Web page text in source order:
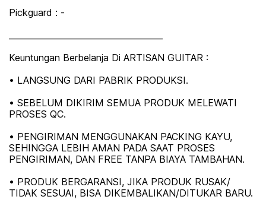
Pickguard : -
Keuntungan Berbelanja Di ARTISAN GUITAR :
• LANGSUNG DARI PABRIK PRODUKSI.
• SEBELUM DIKIRIM SEMUA PRODUK MELEWATI
PROSES QC.
• PENGIRIMAN MENGGUNAKAN PACKING KAYU,
SEHINGGA LEBIH AMAN PADA SAAT PROSES
PENGIRIMAN, DAN FREE TANPA BIAYA TAMBAHAN.
• PRODUK BERGARANSI, JIKA PRODUK RUSAK/
TIDAK SESUAI, BISA DIKEMBALIKAN/DITUKAR BARU.